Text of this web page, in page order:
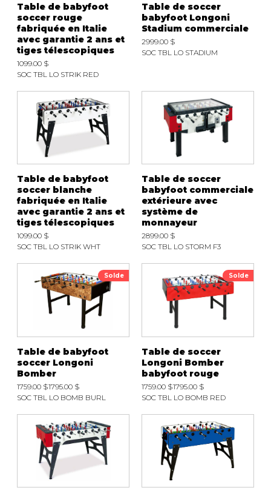
Table de babyfoot
soccer rouge
fabriquée en Italie
avec garantie 2 ans et
tiges télescopiques
1099.00 $
SOC TBL LO STRIK RED
Table de soccer
babyfoot Longoni
Stadium commerciale
2999.00 $
SOC TBL LO STADIUM
Table de babyfoot
soccer blanche
fabriquée en Italie
avec garantie 2 ans et
tiges télescopiques
1099.00 $
SOC TBL LO STRIK WHT
Table de soccer
babyfoot commerciale
extérieure avec
système de
monnayeur
2899.00 $
SOC TBL LO STORM F3
Solde
Table de babyfoot
soccer Longoni
Bomber
1759.00 $1795.00 $
SOC TBL LO BOMB BURL
Solde
Table de soccer
Longoni Bomber
babyfoot rouge
1759.00 $1795.00 $
SOC TBL LO BOMB RED